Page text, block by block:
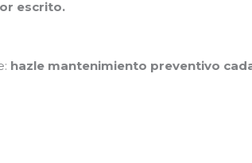
escrito.
hazle mantenimiento preventivo